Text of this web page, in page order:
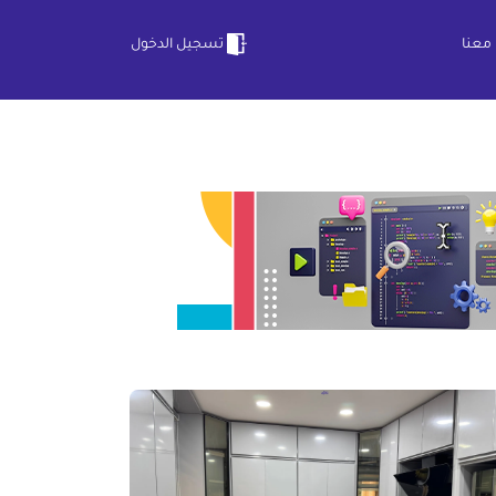
تسجيل الدخول